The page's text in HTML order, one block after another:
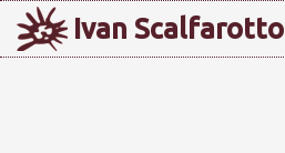
Ivan Scalfarotto